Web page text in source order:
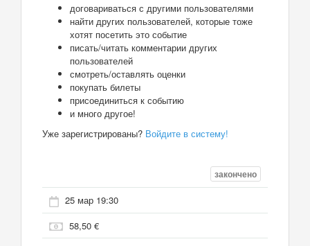
договариваться с другими пользователями
найти других пользователей, которые тоже
хотят посетить это событие
писать/читать комментарии других
пользователей
смотреть/оставлять оценки
покупать билеты
присоединиться к событию
и много другое!
Уже зарегистрированы? Войдите в систему!
закончено
25 мар 19:30
58,50 €